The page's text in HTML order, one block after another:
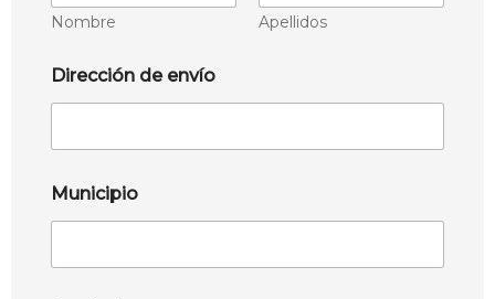
Nombre Apellidos
Dirección de envío
Municipio